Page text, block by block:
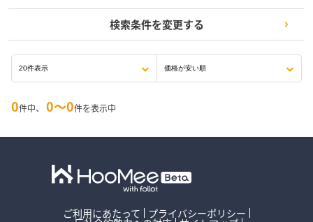
検索条件を変更する
0件中、 0〜0件を表示中
ご利用にあたって プライバシーポリシー